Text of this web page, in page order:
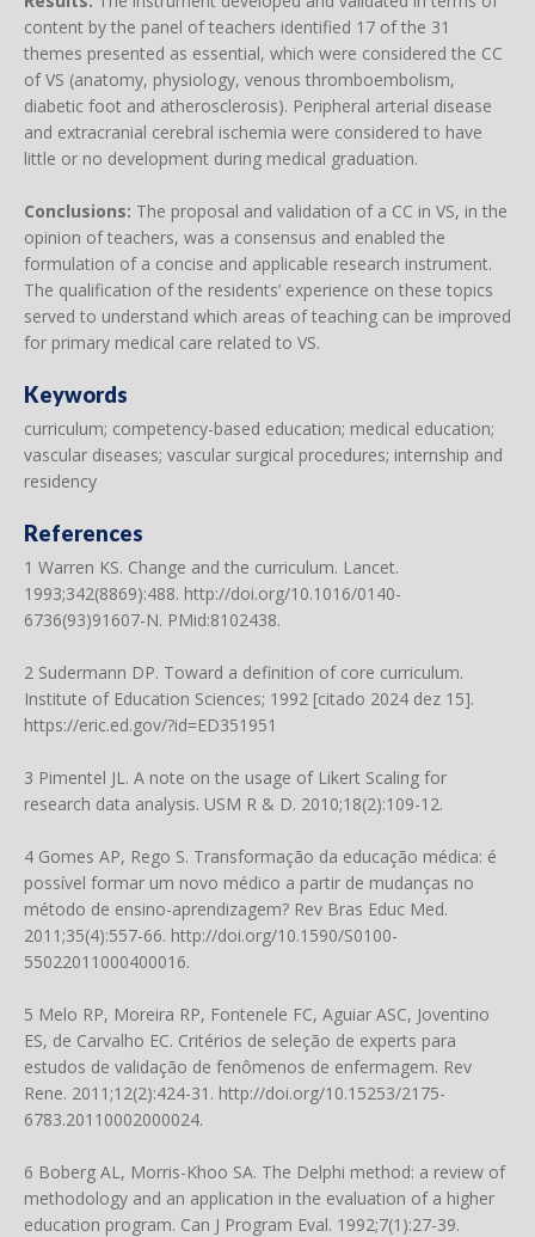
content by the panel of teachers identified 17 of the 31
themes presented as essential, which were considered the CC
of VS (anatomy, physiology, venous thromboembolism,
diabetic foot and atherosclerosis). Peripheral arterial disease
and extracranial cerebral ischemia were considered to have
little or no development during medical graduation.
Conclusions: The proposal and validation of a CC in VS, in the
opinion of teachers, was a consensus and enabled the
formulation of a concise and applicable research instrument.
The qualification of the residents’ experience on these topics
served to understand which areas of teaching can be improved
for primary medical care related to VS.
Keywords
curriculum; competency-based education; medical education;
vascular diseases; vascular surgical procedures; internship and
residency
References
1 Warren KS. Change and the curriculum. Lancet.
1993;342(8869):488. http://doi.org/10.1016/0140-
6736(93)91607-N. PMid:8102438.
2 Sudermann DP. Toward a definition of core curriculum.
Institute of Education Sciences; 1992 [citado 2024 dez 15].
https://eric.ed.gov/?id=ED351951
3 Pimentel JL. A note on the usage of Likert Scaling for
research data analysis. USM R & D. 2010;18(2):109-12.
4 Gomes AP, Rego S. Transformação da educação médica: é
possível formar um novo médico a partir de mudanças no
método de ensino-aprendizagem? Rev Bras Educ Med.
2011;35(4):557-66. http://doi.org/10.1590/S0100-
55022011000400016.
5 Melo RP, Moreira RP, Fontenele FC, Aguiar ASC, Joventino
ES, de Carvalho EC. Critérios de seleção de experts para
estudos de validação de fenômenos de enfermagem. Rev
Rene. 2011;12(2):424-31. http://doi.org/10.15253/2175-
6783.20110002000024.
6 Boberg AL, Morris-Khoo SA. The Delphi method: a review of
methodology and an application in the evaluation of a higher
education program. Can J Program Eval. 1992;7(1):27-39.